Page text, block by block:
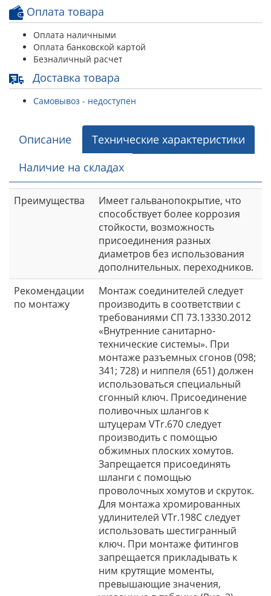
Оплата товара
Оплата наличными
Оплата банковской картой
Безналичный расчет
Доставка товара
Самовывоз - недоступен
Описание
Технические характеристики
Наличие на складах
Преимущества
Имеет гальванопокрытие, что
способствует более коррозия
стойкости, возможность
присоединения разных
диаметров без использования
дополнительных. переходников.
Рекомендации
по монтажу
Монтаж соединителей следует
производить в соответствии с
требованиями СП 73.13330.2012
«Внутренние санитарно-
технические системы». При
монтаже разъемных сгонов (098;
341; 728) и ниппеля (651) должен
использоваться специальный
сгонный ключ. Присоединение
поливочных шлангов к
штуцерам VTr.670 следует
производить с помощью
обжимных плоских хомутов.
Запрещается присоединять
шланги с помощью
проволочных хомутов и скруток.
Для монтажа хромированных
удлинителей VTr.198C следует
использовать шестигранный
ключ. При монтаже фитингов
запрещается прикладывать к
ним крутящие моменты,
превышающие значения,